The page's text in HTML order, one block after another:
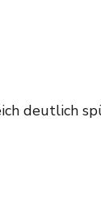
deutlich